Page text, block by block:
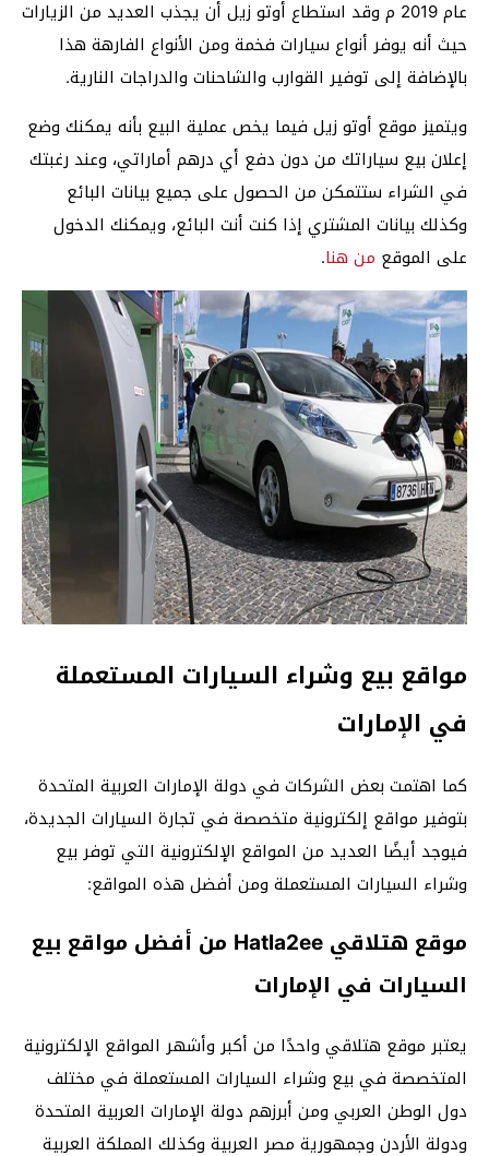
عام 2019 م وقد استطاع أوتو زيل أن يجذب العديد من الزيارات
حيث أنه يوفر أنواع سيارات فخمة ومن الأنواع الفارهة هذا
بالإضافة إلى توفير القوارب والشاحنات والدراجات النارية.
ويتميز موقع أوتو زيل فيما يخص عملية البيع بأنه يمكنك وضع
إعلان بيع سياراتك من دون دفع أي درهم أماراتي، وعند رغبتك
في الشراء ستتمكن من الحصول على جميع بيانات البائع
وكذلك بيانات المشتري إذا كنت أنت البائع، ويمكنك الدخول
على الموقع من هنا.
مواقع بيع وشراء السيارات المستعملة
في الإمارات
كما اهتمت بعض الشركات في دولة الإمارات العربية المتحدة
بتوفير مواقع إلكترونية متخصصة في تجارة السيارات الجديدة،
فيوجد أيضًا العديد من المواقع الإلكترونية التي توفر بيع
وشراء السيارات المستعملة ومن أفضل هذه المواقع:
موقع هتلاقي Hatla2ee من أفضل مواقع بيع
السيارات في الإمارات
يعتبر موقع هتلاقي واحدًا من أكبر وأشهر المواقع الإلكترونية
المتخصصة في بيع وشراء السيارات المستعملة في مختلف
دول الوطن العربي ومن أبرزهم دولة الإمارات العربية المتحدة
ودولة الأردن وجمهورية مصر العربية وكذلك المملكة العربية